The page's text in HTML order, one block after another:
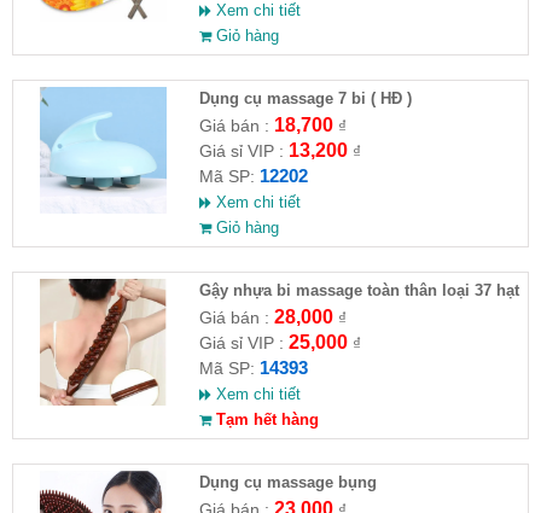
Xem chi tiết
Giỏ hàng
Dụng cụ massage 7 bi ( HĐ )
Giá bán : 18,700₫
Giá sỉ VIP : 13,200₫
Mã SP: 12202
Xem chi tiết
Giỏ hàng
Gậy nhựa bi massage toàn thân loại 37 hạt
Giá bán : 28,000₫
Giá sỉ VIP : 25,000₫
Mã SP: 14393
Xem chi tiết
Tạm hết hàng
Dụng cụ massage bụng